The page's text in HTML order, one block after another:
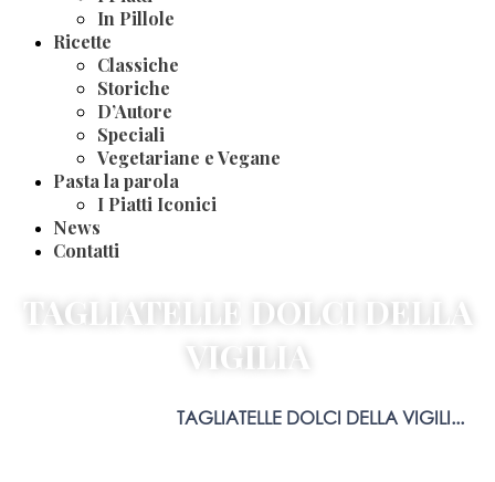
In Pillole
Ricette
Classiche
Storiche
D’Autore
Speciali
Vegetariane e Vegane
Pasta la parola
I Piatti Iconici
News
Contatti
TAGLIATELLE DOLCI DELLA
VIGILIA
TAGLIATELLE DOLCI DELLA VIGILI...